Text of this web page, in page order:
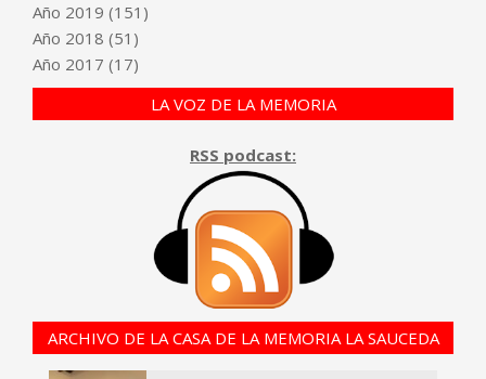
Año 2019 (151)
Año 2018 (51)
Año 2017 (17)
LA VOZ DE LA MEMORIA
RSS podcast:
ARCHIVO DE LA CASA DE LA MEMORIA LA SAUCEDA